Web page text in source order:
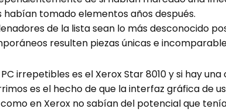
tomado elementos años después.
de la lista sean lo más desconocido
resulten piezas únicas e
irrepetibles es el Xerox Star 8010 y si hay
es el hecho de que la interfaz gráfica de
en Xerox no sabían del potencial que